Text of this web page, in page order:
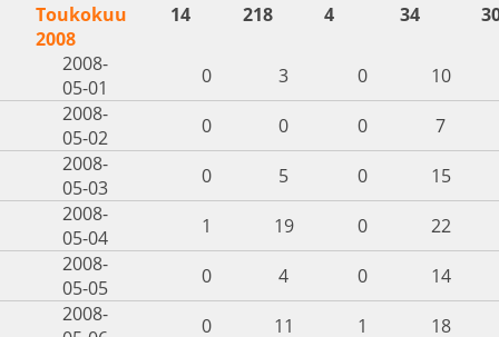
Toukokuu
2008
14 218 4 34
2008-
05-01
0 3 0
10
2008-
05-02
0 0 0
7
2008-
05-03
0 5 0
15
2008-
05-04
1 19 0
22
2008-
05-05
0 4 0
14
2008-
0 11 1
18